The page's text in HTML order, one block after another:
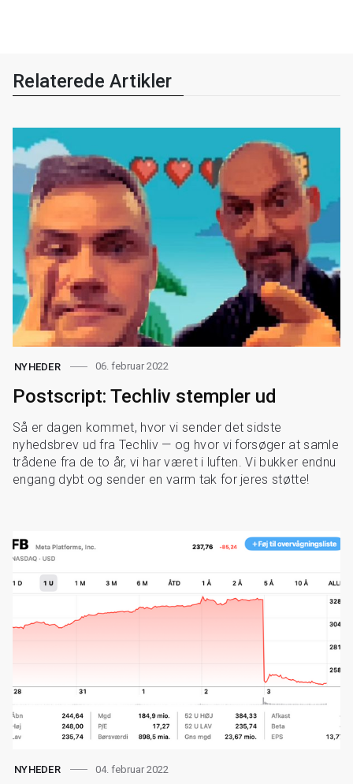
Relaterede Artikler
NYHEDER 06. februar 2022
Postscript: Techliv stempler ud
Så er dagen kommet, hvor vi sender det sidste
nyhedsbrev ud fra Techliv — og hvor vi forsøger at samle
trådene fra de to år, vi har været i luften. Vi bukker endnu
engang dybt og sender en varm tak for jeres støtte!
NYHEDER 04. februar 2022